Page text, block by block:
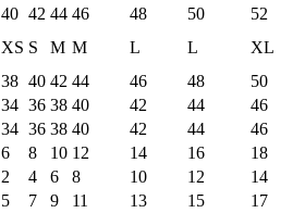
40 42 44 46 48 50
52
XS S M M L L
XL
38 40 42 44 46 48
50
34 36 38 40 42 44
46
34 36 38 40 42 44
46
6 8 10 12 14 16
18
2 4 6 8 10 12
14
5 7 9 11 13 15
17